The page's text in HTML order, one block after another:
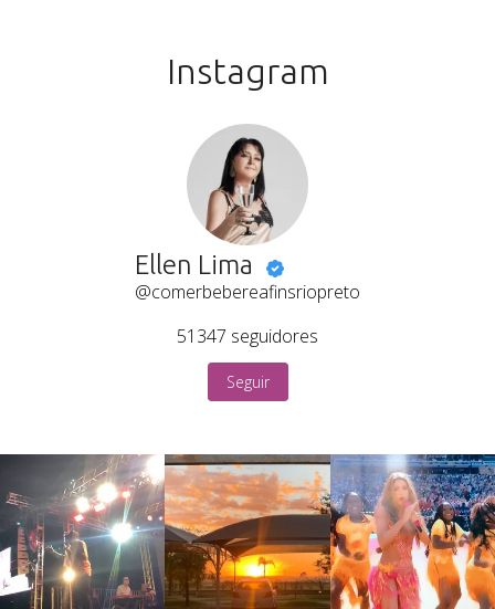
Instagram
Ellen Lima
@comerbebereafinsriopreto
51347 seguidores
Seguir